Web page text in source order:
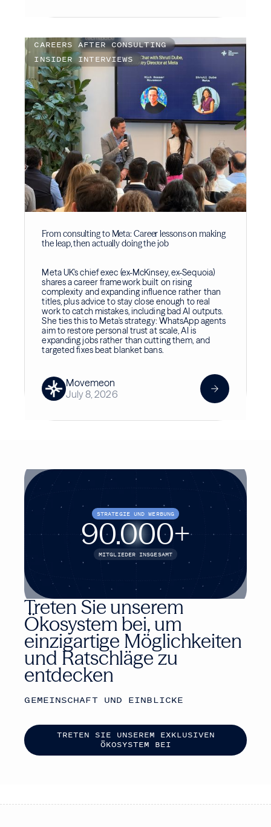
From consulting to Meta: Career lessons on making
the leap, then actually doing the job
Meta UK's chief exec (ex-McKinsey, ex-Sequoia)
shares a career framework built on rising
complexity and expanding influence rather than
titles, plus advice to stay close enough to real
work to catch mistakes, including bad AI outputs.
She ties this to Meta's strategy: WhatsApp agents
aim to restore personal trust at scale, AI is
expanding jobs rather than cutting them, and
targeted fixes beat blanket bans.
Movemeon
July 8, 2026
CAREERS AFTER CONSULTING
INSIDER INTERVIEWS
Treten Sie unserem
Ökosystem bei, um
einzigartige Möglichkeiten
und Ratschläge zu
entdecken
GEMEINSCHAFT UND EINBLICKE
TRETEN SIE UNSEREM EXKLUSIVEN
ÖKOSYSTEM BEI
STRATEGIE UND WERBUNG
90.000+
MITGLIEDER INSGESAMT